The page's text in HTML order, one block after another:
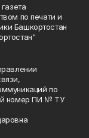
по печати и
Башкортостан
по
номер ПИ № ТУ